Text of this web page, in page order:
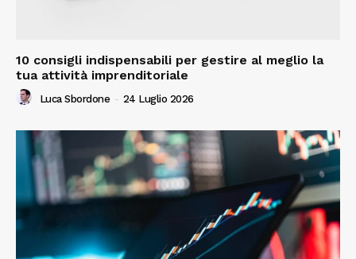
10 consigli indispensabili per gestire al meglio la
tua attività imprenditoriale
Luca Sbordone - 24 Luglio 2026